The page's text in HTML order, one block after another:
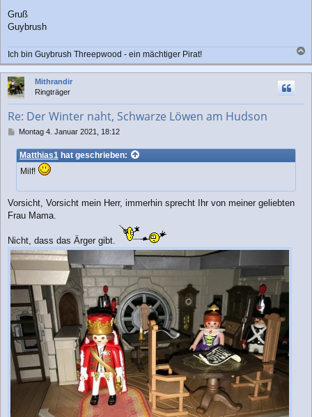
Gruß
Guybrush
Ich bin Guybrush Threepwood - ein mächtiger Pirat!
a
c
Mithrandir
Ringträger
Re: Der Winter naht, Schwarze Löwen am Hudson
B
i
t
g
Montag 4. Januar 2021, 18:12
Matthias1hat geschrieben:
Milf!
Vorsicht, Vorsicht mein Herr, immerhin sprecht Ihr von meiner geliebten
Frau Mama.
Nicht, dass das Ärger gibt.